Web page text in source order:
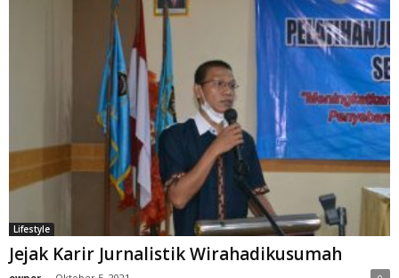
Lifestyle
Jejak Karir Jurnalistik Wirahadikusumah